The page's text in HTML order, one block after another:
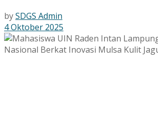
bySDGS Admin
4 Oktober 2025